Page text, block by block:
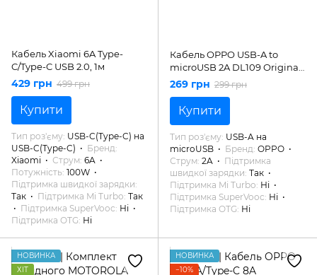
Кабель Xiaomi 6A Type-
C/Type-C USB 2.0, 1м
429 грн 499 грн
Купити
Тип роз'єму USB-C(Type-C) на
USB-C(Type-C)
Бренд
Xiaomi
Струм 6A
Потужність 100W
Підтримка швидкої зарядки
Так
Підтримка Mi Turbo Так
Підтримка SuperVooc Ні
Підтримка OTG Ні
Кабель OPPO USB-A to
microUSB 2A DL109 Original
1м
269 грн 299 грн
Купити
Тип роз'єму USB-A на
microUSB
Бренд OPPO
Струм 2A
Підтримка
швидкої зарядки Так
Підтримка Mi Turbo Ні
Підтримка SuperVooc Ні
Підтримка OTG Ні
НОВИНКА
ХІТ
НОВИНКА
−10%